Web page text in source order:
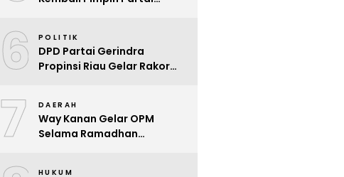
6 POLITIK
DPD Partai Gerindra
Propinsi Riau Gelar Rakor
7 DAERAH
Way Kanan Gelar OPM
Selama Ramadhan
HUKUM